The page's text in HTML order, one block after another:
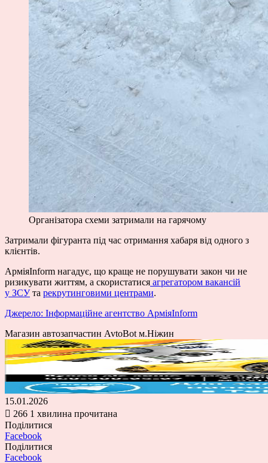
Організатора схеми затримали на гарячому
Затримали фігуранта під час отримання хабаря від одного з
клієнтів.
АрміяInform нагадує, що краще не порушувати закон чи не
ризикувати життям, а скористатися агрегатором вакансій
у ЗСУта рекрутинговими центрами.
Джерело: Інформаційне агентство АрміяInform
Магазин автозапчастин AvtoBot м.Ніжин
15.01.2026
266 1 хвилина прочитана
Поділитися
Facebook
Поділитися
Facebook